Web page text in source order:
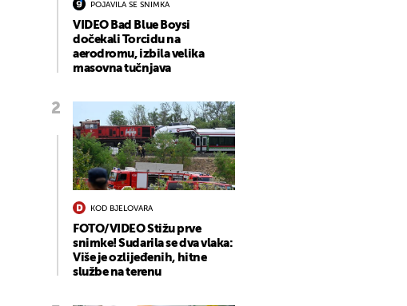
POJAVILA SE SNIMKA
VIDEO Bad Blue Boysi
dočekali Torcidu na
aerodromu, izbila velika
masovna tučnjava
KOD BJELOVARA
FOTO/VIDEO Stižu prve
snimke! Sudarila se dva vlaka:
Više je ozlijeđenih, hitne
službe na terenu